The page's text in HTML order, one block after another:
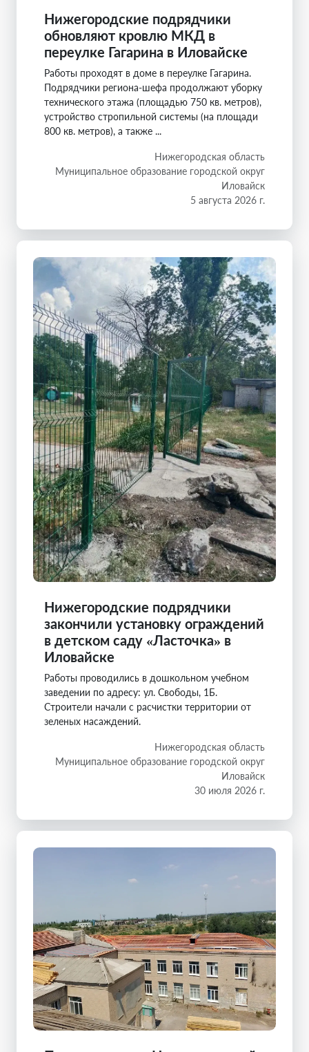
Нижегородские подрядчики
обновляют кровлю МКД в
переулке Гагарина в Иловайске
Работы проходят в доме в переулке Гагарина.
Подрядчики региона-шефа продолжают уборку
технического этажа (площадью 750 кв. метров),
устройство стропильной системы (на площади
800 кв. метров), а также ...
Нижегородская область
Муниципальное образование городской округ
Иловайск
5 августа 2026 г.
Нижегородские подрядчики
закончили установку ограждений
в детском саду «Ласточка» в
Иловайске
Работы проводились в дошкольном учебном
заведении по адресу: ул. Свободы, 1Б.
Строители начали с расчистки территории от
зеленых насаждений.
Нижегородская область
Муниципальное образование городской округ
Иловайск
30 июля 2026 г.